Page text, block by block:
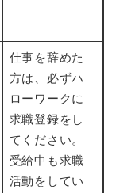
仕事を辞めた
方は、必ずハ
ローワークに
求職登録をし
てください。
受給中も求職
活動をしてい